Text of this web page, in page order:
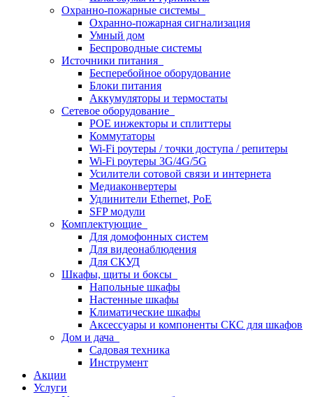
Охранно-пожарные системы
Охранно-пожарная сигнализация
Умный дом
Беспроводные системы
Источники питания
Бесперебойное оборудование
Блоки питания
Аккумуляторы и термостаты
Сетевое оборудование
POE инжекторы и сплиттеры
Коммутаторы
Wi-Fi роутеры / точки доступа / репитеры
Wi-Fi роутеры 3G/4G/5G
Усилители сотовой связи и интернета
Медиаконвертеры
Удлинители Ethernet, PoE
SFP модули
Комплектующие
Для домофонных систем
Для видеонаблюдения
Для СКУД
Шкафы, щиты и боксы
Напольные шкафы
Настенные шкафы
Климатические шкафы
Аксессуары и компоненты СКС для шкафов
Дом и дача
Садовая техника
Инструмент
Акции
Услуги